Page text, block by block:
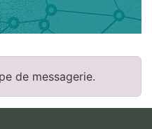
de messagerie.